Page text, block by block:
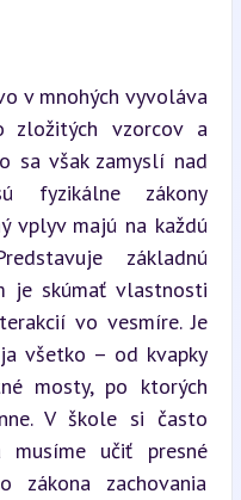
v mnohých vyvoláva
zložitých vzorcov a
sa však zamyslí nad
zákony
vplyv majú na každú
základnú
je skúmať vlastnosti
vo vesmíre. Je
všetko – od kvapky
mosty, po ktorých
V škole si často
musíme učiť presné
zákona zachovania